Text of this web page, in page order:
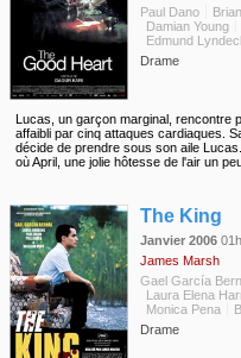
Paul Dano
Damian Young
Edmund
Drame
Lucas, un garçon marginal, rencontre
affaibli par cinq attaques cardiaques.
décide de prendre sous son aile
où April, une jolie hôtesse de l'air un
The King
Janvier 2006
James Marsh
Gael García
Laura Elena
Monica Pena
Drame